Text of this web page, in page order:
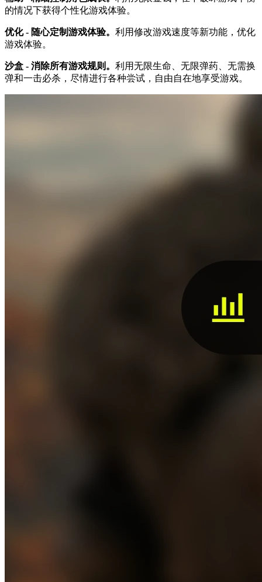
的情况下获得个性化游戏体验。
优化 - 随心定制游戏体验。 利用修改游戏速度等新功能，优化
游戏体验。
沙盒 - 消除所有游戏规则。 利用无限生命、无限弹药、无需换
弹和一击必杀，尽情进行各种尝试，自由自在地享受游戏。